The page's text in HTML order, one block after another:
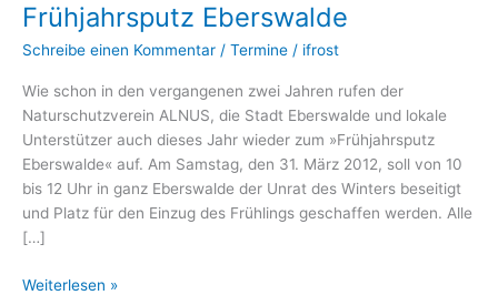
Frühjahrsputz Eberswalde
Schreibe einen Kommentar / Termine / ifrost
Wie schon in den vergangenen zwei Jahren rufen der
Naturschutzverein ALNUS, die Stadt Eberswalde und lokale
Unterstützer auch dieses Jahr wieder zum »Frühjahrsputz
Eberswalde« auf. Am Samstag, den 31. März 2012, soll von 10
bis 12 Uhr in ganz Eberswalde der Unrat des Winters beseitigt
und Platz für den Einzug des Frühlings geschaffen werden. Alle
[…]
Frühjahrsputz
Weiterlesen »